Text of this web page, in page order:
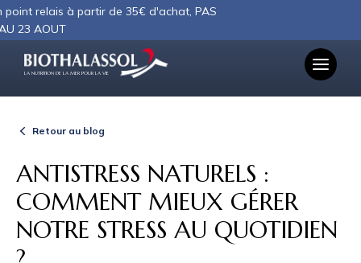
de 35€ d'achat, PAS
LA NUTRITION DE LA MER POUR LA VIE
Retour au blog
ANTISTRESS NATURELS :
COMMENT MIEUX GÉRER
NOTRE STRESS AU QUOTIDIEN
Panneau de gestion des cookies